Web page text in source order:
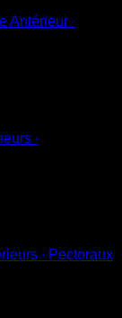
Antérieur ∙
∙
∙ Pectoraux